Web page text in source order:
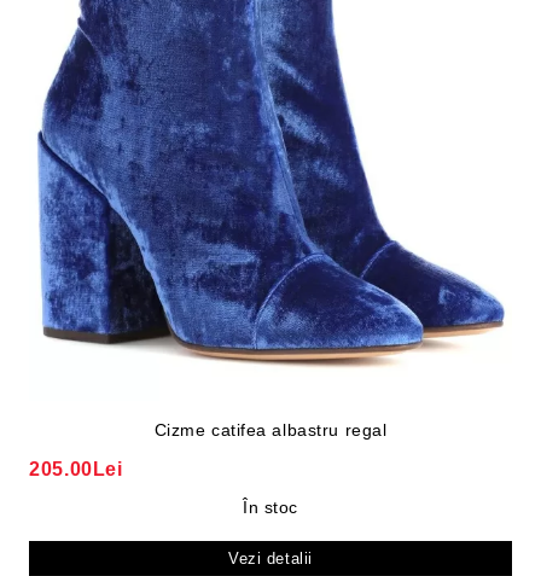
Cizme catifea albastru regal
205.00Lei
În stoc
Vezi detalii